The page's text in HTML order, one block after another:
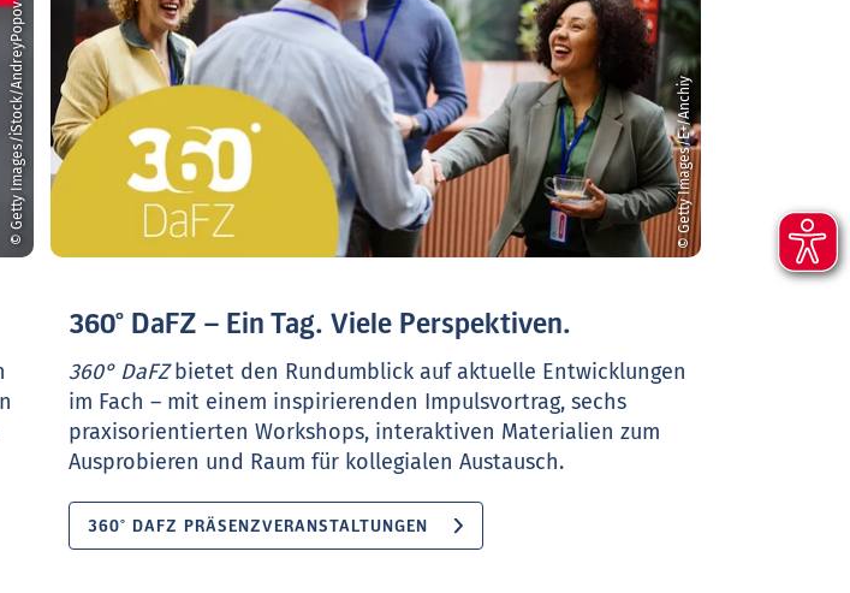
© Getty Images/iStock/AndreyPopov © Getty Images/E+/Anchiy
360° DaFZ – Ein Tag. Viele Perspektiven.
360° DaFZbietet den Rundumblick auf aktuelle Entwicklungen
im Fach – mit einem inspirierenden Impulsvortrag, sechs
praxisorientierten Workshops, interaktiven Materialien zum
Ausprobieren und Raum für kollegialen Austausch.
360° DAFZ PRÄSENZVERANSTALTUNGEN